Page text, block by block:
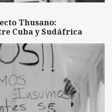
Thusano:
Cuba y Sudáfrica